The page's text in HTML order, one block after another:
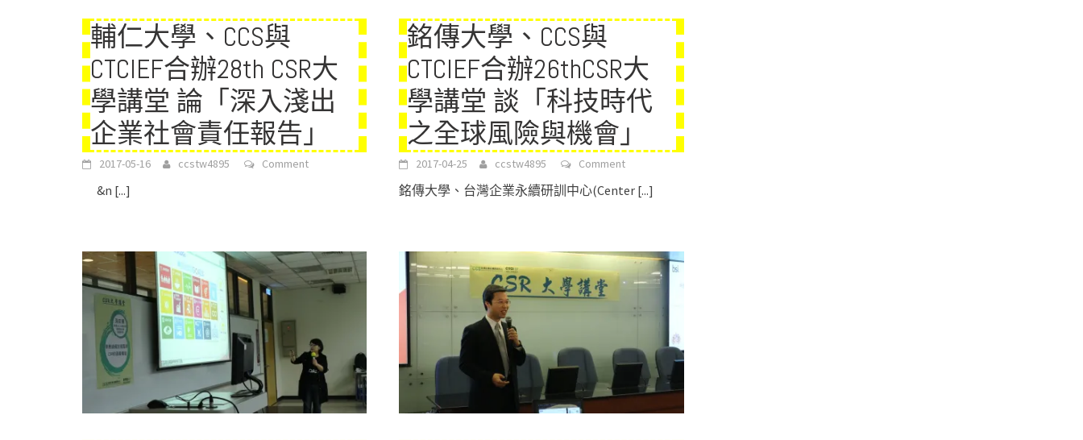
輔仁大學、CCS與
CTCIEF合辦28th CSR大
學講堂 論「深入淺出
企業社會責任報告」
2017-05-16 ccstw4895 Comment
&n [...]
銘傳大學、CCS與
CTCIEF合辦26thCSR大
學講堂 談「科技時代
之全球風險與機會」
2017-04-25 ccstw4895 Comment
銘傳大學、台灣企業永續研訓中心(Center [...]